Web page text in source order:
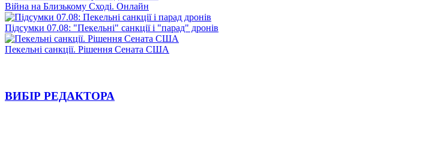
Війна на Близькому Сході. Онлайн
Підсумки 07.08: "Пекельні" санкції і "парад" дронів
Пекельні санкції. Рішення Сената США
ВИБІР РЕДАКТОРА